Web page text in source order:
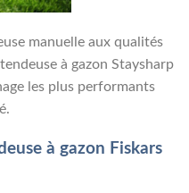
manuelle aux qualités
à gazon Staysharp
les plus performants
à gazon Fiskars